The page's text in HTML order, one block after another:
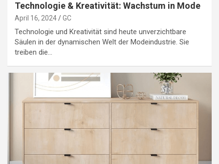
Technologie & Kreativität: Wachstum in Mode
April 16, 2024 GC
Technologie und Kreativität sind heute unverzichtbare
Säulen in der dynamischen Welt der Modeindustrie. Sie
treiben die…